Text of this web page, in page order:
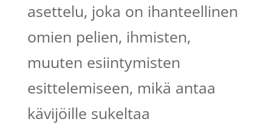
asettelu, joka on ihanteellinen
omien pelien, ihmisten,
muuten esiintymisten
esittelemiseen, mikä antaa
kävijöille sukeltaa